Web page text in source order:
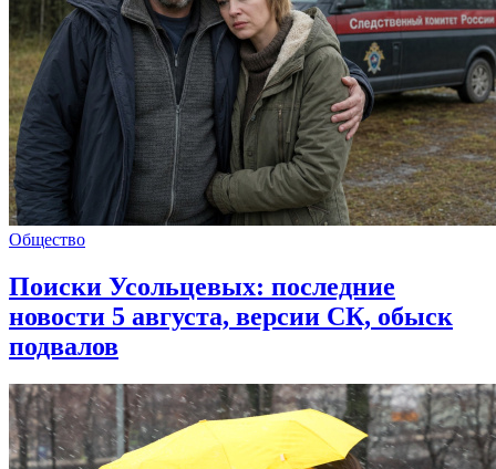
Общество
Поиски Усольцевых: последние
новости 5 августа, версии СК, обыск
подвалов